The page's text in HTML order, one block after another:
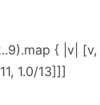
{ |v| [v,
1.0/13]]]